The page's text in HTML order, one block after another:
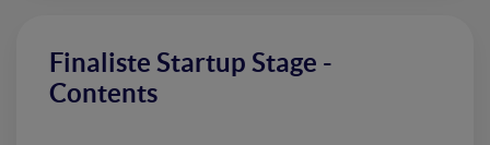
Finaliste Startup Stage -
Contents